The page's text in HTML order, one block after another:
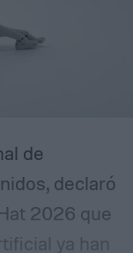
de
declaró
2026 que
ya han